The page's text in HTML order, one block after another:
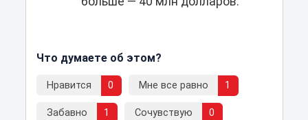
Что думаете об этом?
Нравится 0 Мне все равно 1
Забавно 1 Сочувствую 0